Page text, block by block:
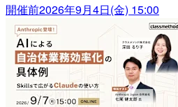
開催前2026年9月4日(金) 15:00